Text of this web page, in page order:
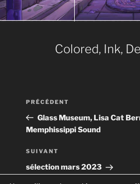
Colored, Ink,
Navigation
l’article
Article
précédent
PRÉCÉDENT
Glass Museum, Lisa Cat
Memphissippi Sound
Article
suivant
SUIVANT
sélection mars 2023